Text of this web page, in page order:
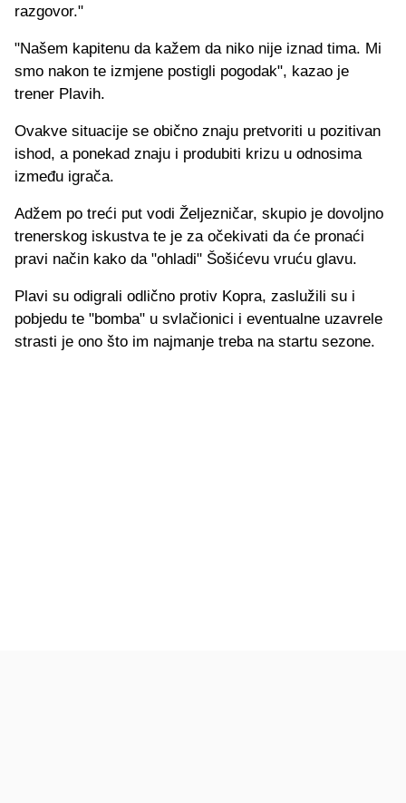
razgovor."
"Našem kapitenu da kažem da niko nije iznad tima. Mi
smo nakon te izmjene postigli pogodak", kazao je
trener Plavih.
Ovakve situacije se obično znaju pretvoriti u pozitivan
ishod, a ponekad znaju i produbiti krizu u odnosima
između igrača.
Adžem po treći put vodi Željezničar, skupio je dovoljno
trenerskog iskustva te je za očekivati da će pronaći
pravi način kako da "ohladi" Šošićevu vruću glavu.
Plavi su odigrali odlično protiv Kopra, zaslužili su i
pobjedu te "bomba" u svlačionici i eventualne uzavrele
strasti je ono što im najmanje treba na startu sezone.